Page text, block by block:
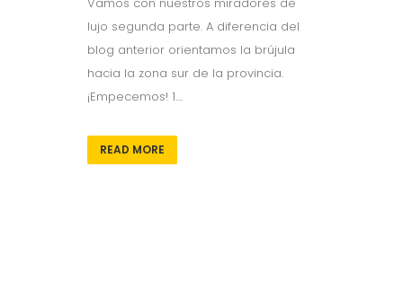
lujo segunda parte. A diferencia del
blog anterior orientamos la brújula
hacia la zona sur de la provincia.
¡Empecemos! 1....
READ MORE